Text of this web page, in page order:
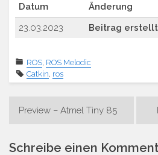
Datum
Änderung
23.03.2023
Beitrag erstellt
ROS ROS Melodic
Catkin ros
Beitrags-
Preview – Atmel Tiny 85
Schreibe einen